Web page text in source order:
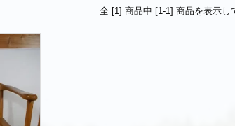
全 [1] 商品中 [1-1] 商品を表示し